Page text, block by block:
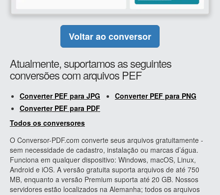
Voltar ao conversor
Atualmente, suportamos as seguintes
conversões com arquivos PEF
Converter PEF para JPG
Converter PEF para PNG
Converter PEF para PDF
Todos os conversores
O Conversor-PDF.com converte seus arquivos gratuitamente -
sem necessidade de cadastro, instalação ou marcas d’água.
Funciona em qualquer dispositivo: Windows, macOS, Linux,
Android e iOS. A versão gratuita suporta arquivos de até 750
MB, enquanto a versão Premium suporta até 20 GB. Nossos
servidores estão localizados na Alemanha; todos os arquivos